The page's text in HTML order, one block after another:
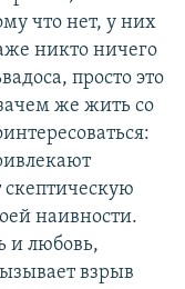
что нет, у них
никто ничего
просто это
же жить со
наивности.
и любовь,
взрыв